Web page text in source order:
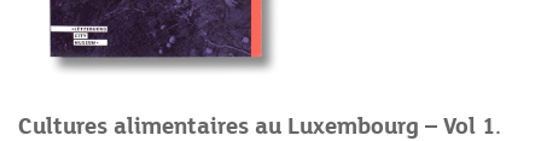
Cultures alimentaires au Luxembourg – Vol 1.